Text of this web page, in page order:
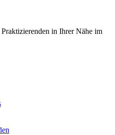
in Ihrer Nähe im